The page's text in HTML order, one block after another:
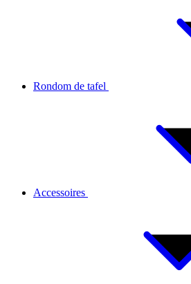
Rondom de tafel
Accessoires